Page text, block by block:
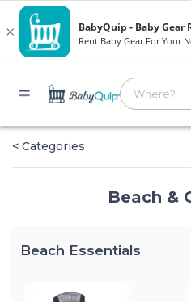
< Categories
Beach &
Beach Essentials